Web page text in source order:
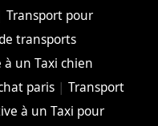
Transport pour
transports
un Taxi chien
paris |Transport
à un Taxi pour